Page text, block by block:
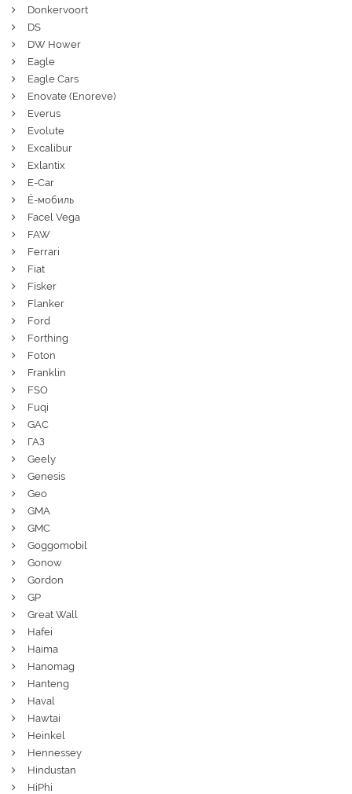
Donkervoort
DS
DW Hower
Eagle
Eagle Cars
Enovate (Enoreve)
Everus
Evolute
Excalibur
Exlantix
E-Car
Ё-мобиль
Facel Vega
FAW
Ferrari
Fiat
Fisker
Flanker
Ford
Forthing
Foton
Franklin
FSO
Fuqi
GAC
ГАЗ
Geely
Genesis
Geo
GMA
GMC
Goggomobil
Gonow
Gordon
GP
Great Wall
Hafei
Haima
Hanomag
Hanteng
Haval
Hawtai
Heinkel
Hennessey
Hindustan
HiPhi